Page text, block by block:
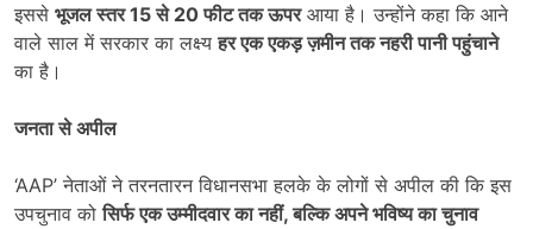
इससे भूजल स्तर15से 20फीट तक ऊपरआया है। उन्होंने कहा कि आने
वाले साल में सरकार का लक्ष्यहर एक एकड़ ज़मीन तक नहरी पानी पहुंचाने
का है।
जनता से अपील
‘AAP’ नेताओं ने तरनतारन विधानसभा हलके के लोगों से अपील की कि इस
उपचुनाव कोसिर्फ एक उम्मीदवार का नहीं,बल्कि अपने भविष्य का चुनाव